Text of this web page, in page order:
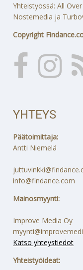
Yhteistyössä: All
Nostemedia ja
Copyright
YHTEYS
Päätoimittaja:
Antti Niemelä
info@findance.com
Mainosmyynti:
Improve Media Oy
Katso yhteystiedot
Yhteistyöideat: